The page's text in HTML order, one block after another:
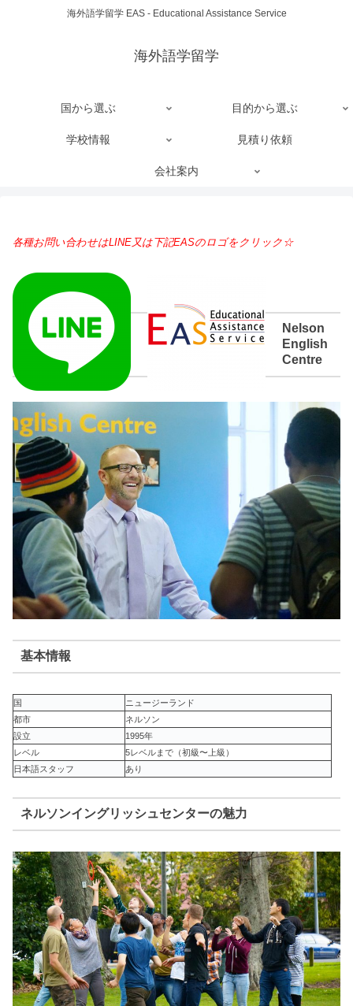
海外語学留学 EAS - Educational Assistance Service
海外語学留学
国から選ぶ 目的から選ぶ
学校情報 見積り依頼
会社案内
各種お問い合わせはLINE又は下記EASのロゴをクリック☆
Nelson
English
Centre
基本情報
国
ニュージーランド
都市
ネルソン
設立
1995年
レベル
5レベルまで（初級〜上級）
日本語スタッフ
あり
ネルソンイングリッシュセンターの魅力